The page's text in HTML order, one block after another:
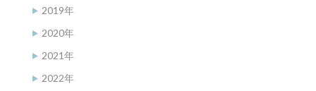
2019年
2020年
2021年
2022年